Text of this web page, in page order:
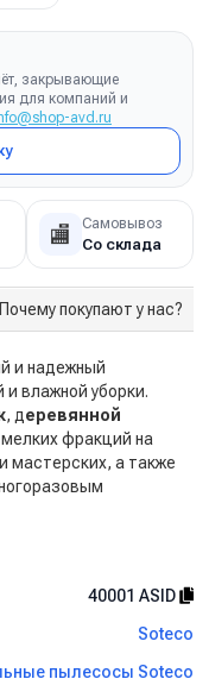
закрывающие
для компаний и
avd.ru
🏬 Самовывоз
Со склада
Почему покупают у нас?
и надежный
влажной уборки.
, деревянной
фракций на
мастерских, а также
40001 ASID
Soteco
пылесосы Soteco